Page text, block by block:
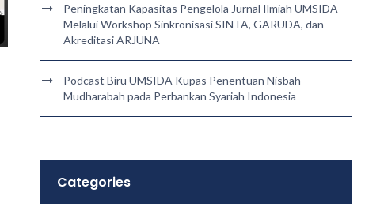
Peningkatan Kapasitas Pengelola Jurnal Ilmiah UMSIDA
Melalui Workshop Sinkronisasi SINTA, GARUDA, dan
Akreditasi ARJUNA
Podcast Biru UMSIDA Kupas Penentuan Nisbah
Mudharabah pada Perbankan Syariah Indonesia
Categories